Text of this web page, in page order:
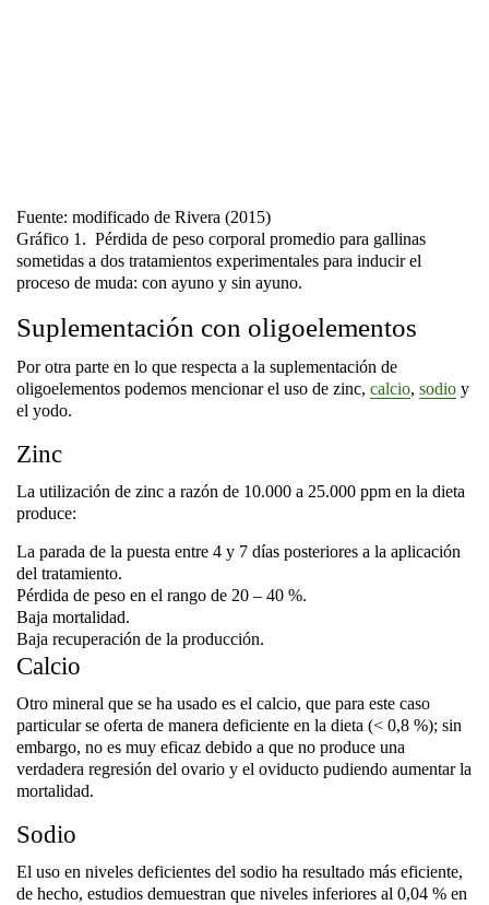
Fuente: modificado de Rivera (2015)
Gráfico 1. Pérdida de peso corporal promedio para gallinas
sometidas a dos tratamientos experimentales para inducir el
proceso de muda: con ayuno y sin ayuno.
Suplementación con oligoelementos
Por otra parte en lo que respecta a la suplementación de
oligoelementos podemos mencionar el uso de zinc, calcio, sodio y
el yodo.
Zinc
La utilización de zinc a razón de 10.000 a 25.000 ppm en la dieta
produce:
La parada de la puesta entre 4 y 7 días posteriores a la aplicación
del tratamiento.
Pérdida de peso en el rango de 20 – 40 %.
Baja mortalidad.
Baja recuperación de la producción.
Calcio
Otro mineral que se ha usado es el calcio, que para este caso
particular se oferta de manera deficiente en la dieta (< 0,8 %); sin
embargo, no es muy eficaz debido a que no produce una
verdadera regresión del ovario y el oviducto pudiendo aumentar la
mortalidad.
Sodio
El uso en niveles deficientes del sodio ha resultado más eficiente,
de hecho, estudios demuestran que niveles inferiores al 0,04 % en